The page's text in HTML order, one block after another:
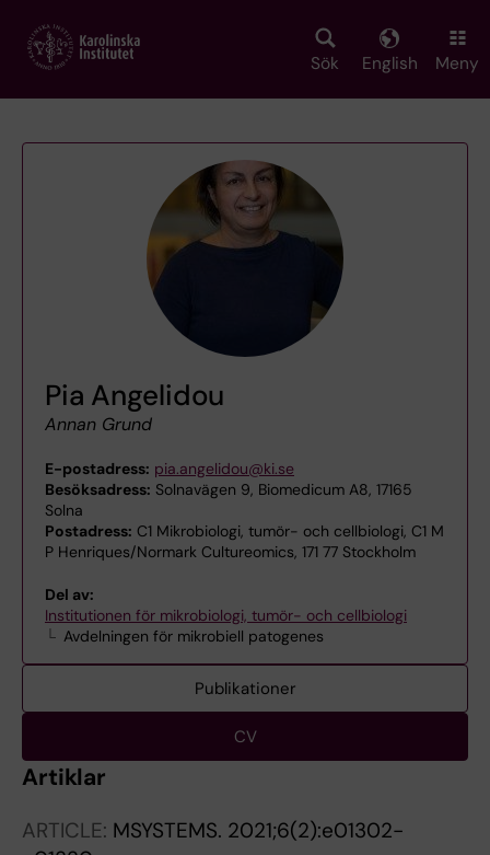
main
Sök English Meny
Pia Angelidou
Annan Grund
E-postadress: pia.angelidou@ki.se
Besöksadress: Solnavägen 9, Biomedicum A8, 17165
Solna
Postadress: C1 Mikrobiologi, tumör- och cellbiologi, C1 M
P Henriques/Normark Cultureomics, 171 77 Stockholm
Del av:
Institutionen för mikrobiologi, tumör- och cellbiologi
Avdelningen för mikrobiell patogenes
Publikationer
CV
Artiklar
ARTICLE: MSYSTEMS. 2021;6(2):e01302-